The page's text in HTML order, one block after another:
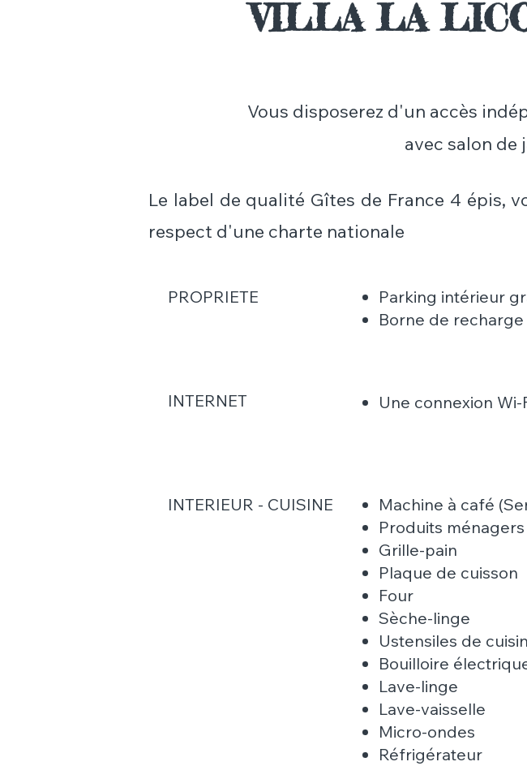
VILLA LA
Vous disposerez d'un accès
avec salon
Le label de qualité Gîtes de France 4 épis,
respect d'une charte nationale​
PROPRIETE
Parking intérieur
Borne de
INTERNET Une connexion
INTERIEUR - CUISINE
Machine à café
Produits
Grille-pain
Plaque de cuisson
Four
Sèche-linge
Ustensiles de
Bouilloire
Lave-linge
Lave-vaisselle
Micro-ondes
Réfrigérateur